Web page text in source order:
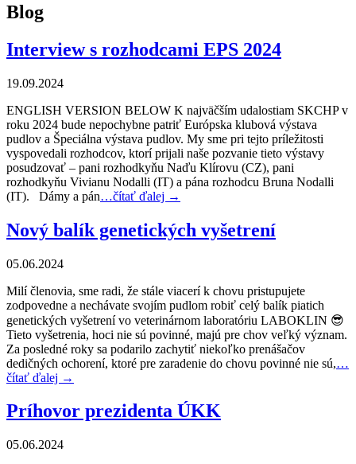
Blog
Interview s rozhodcami EPS 2024
19.09.2024
ENGLISH VERSION BELOW K najväčším udalostiam SKCHP v
roku 2024 bude nepochybne patriť Európska klubová výstava
pudlov a Špeciálna výstava pudlov. My sme pri tejto príležitosti
vyspovedali rozhodcov, ktorí prijali naše pozvanie tieto výstavy
posudzovať – pani rozhodkyňu Naďu Klírovu (CZ), pani
rozhodkyňu Vivianu Nodalli (IT) a pána rozhodcu Bruna Nodalli
(IT). Dámy a pán…čítať ďalej →
Nový balík genetických vyšetrení
05.06.2024
Milí členovia, sme radi, že stále viacerí k chovu pristupujete
zodpovedne a nechávate svojím pudlom robiť celý balík piatich
genetických vyšetrení vo veterinárnom laboratóriu LABOKLIN 😎
Tieto vyšetrenia, hoci nie sú povinné, majú pre chov veľký význam.
Za posledné roky sa podarilo zachytiť niekoľko prenášačov
dedičných ochorení, ktoré pre zaradenie do chovu povinné nie sú,…
čítať ďalej →
Príhovor prezidenta ÚKK
05.06.2024